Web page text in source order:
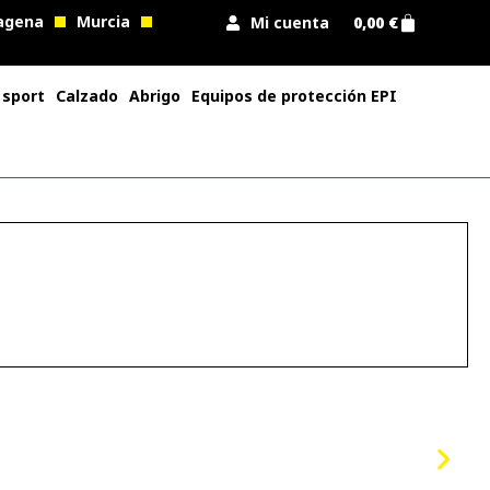
Murcia Mi cuenta 0,00 €
sport Calzado Abrigo Equipos de protección EPI